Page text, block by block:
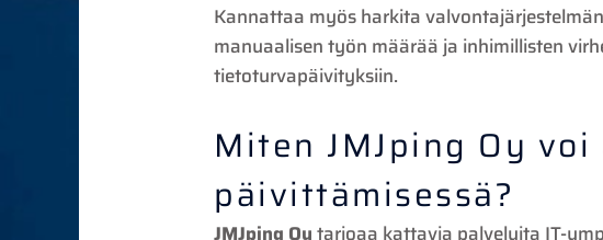
Kannattaa myös harkita
manuaalisen työn määrää ja inhimillisten
tietoturvapäivityksiin.
Miten JMJping Oy
päivittämisessä?
JMJping Oytarjoaa kattavia palveluita IT-